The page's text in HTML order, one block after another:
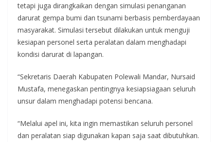
tetapi juga dirangkaikan dengan simulasi penanganan
darurat gempa bumi dan tsunami berbasis pemberdayaan
masyarakat. Simulasi tersebut dilakukan untuk menguji
kesiapan personel serta peralatan dalam menghadapi
kondisi darurat di lapangan.
“Sekretaris Daerah Kabupaten Polewali Mandar, Nursaid
Mustafa, menegaskan pentingnya kesiapsiagaan seluruh
unsur dalam menghadapi potensi bencana.
“Melalui apel ini, kita ingin memastikan seluruh personel
dan peralatan siap digunakan kapan saja saat dibutuhkan.